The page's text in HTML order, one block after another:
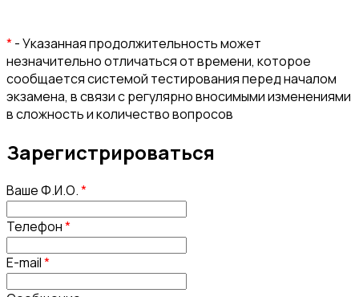
*- Указанная продолжительность может
незначительно отличаться от времени, которое
сообщается системой тестирования перед началом
экзамена, в связи с регулярно вносимыми изменениями
в сложность и количество вопросов
Зарегистрироваться
Ваше Ф.И.О.*
Телефон*
E-mail*